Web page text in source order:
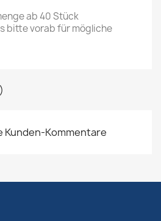
ab 40 Stück
bitte vorab für mögliche
Kunden-Kommentare